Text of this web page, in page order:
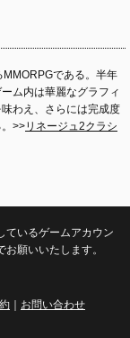
である。半年
ム内は華麗なグラフィ
わえ、さらには完成度
>>リネージュ2クラシ
ているゲームアカウン
願いいたします。
お問い合わせ